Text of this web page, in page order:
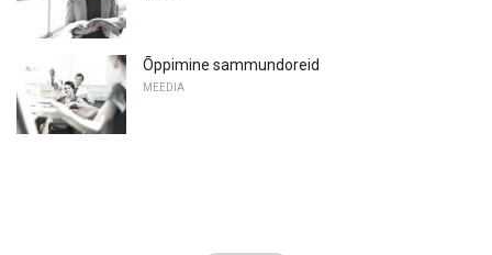
Õppimine sammundoreid
MEEDIA